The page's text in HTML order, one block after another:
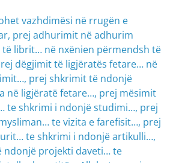
vazhdimësi në rrugën e
prej adhurimit në adhurim
librit… në nxënien përmendsh të
dëgjimit të ligjëratës fetare… në
prej shkrimit të ndonjë
në ligjëratë fetare…, prej mësimit
te shkrimi i ndonjë studimi…, prej
te vizita e farefisit…, prej
te shkrimi i ndonjë artikulli…,
ndonjë projekti daveti… te